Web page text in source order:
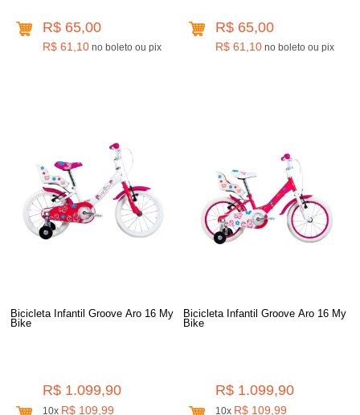
R$ 65,00
R$ 61,10 no boleto ou pix
R$ 65,00
R$ 61,10 no boleto ou pix
Bicicleta Infantil Groove Aro 16 My
Bike
R$ 1.099,90
10x R$ 109,99
Bicicleta Infantil Groove Aro 16 My
Bike
R$ 1.099,90
10x R$ 109,99